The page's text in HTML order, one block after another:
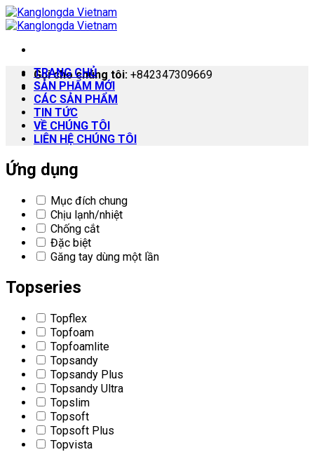
Skip
to
Gọi cho chúng tôi: +842347309669
TRANG CHỦ
SẢN PHẨM MỚI
CÁC SẢN PHẨM
TIN TỨC
VỀ CHÚNG TÔI
LIÊN HỆ CHÚNG TÔI
Ứng dụng
Mục đích chung
Chịu lạnh/nhiệt
Chống cắt
Đặc biệt
Găng tay dùng một lần
Topseries
Topflex
Topfoam
Topfoamlite
Topsandy
Topsandy Plus
Topsandy Ultra
Topslim
Topsoft
Topsoft Plus
Topvista